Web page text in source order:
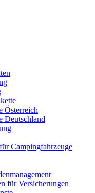
Österreich
Deutschland
Campingfahrzeuge
für Versicherungen